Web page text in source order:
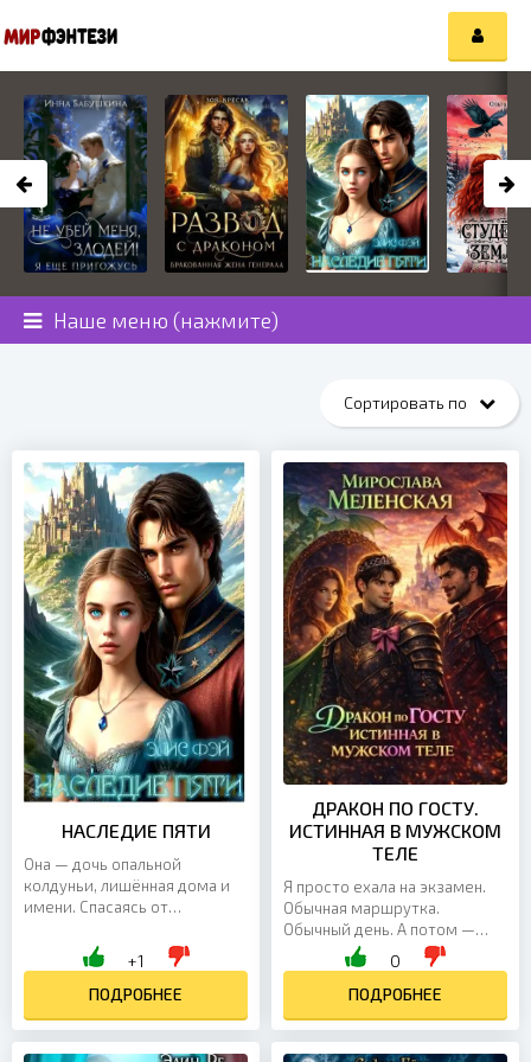
Наше меню (нажмите)
НАСЛЕДИЕ ПЯТИ
Она — дочь опальной
колдуньи, лишённая дома и
имени. Спасаясь от
Евангелиона бежит в столицу
и прячется в самом
неожиданном месте...
+1
ПОДРОБНЕЕ
ДРАКОН ПО ГОСТУ.
ИСТИННАЯ В МУЖСКОМ
ТЕЛЕ
Я просто ехала на экзамен.
Обычная маршрутка.
Обычный день. А потом —
бац! — и я уже принц-дракон.
Мужчина. Красавчик,
конечно, но всё-таки
мужчина!...
0
ПОДРОБНЕЕ